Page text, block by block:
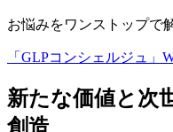
お悩みをワンストップで
「GLPコンシェルジュ」
新たな価値と次
創造